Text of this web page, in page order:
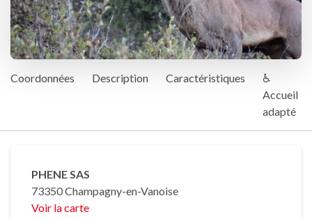
Coordonnées Description Caractéristiques
♿
Accueil
adapté
PHENE SAS
73350 Champagny-en-Vanoise
Voir la carte